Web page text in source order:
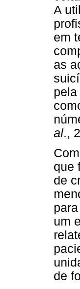
A
em
as
al.,
que
de
um
de